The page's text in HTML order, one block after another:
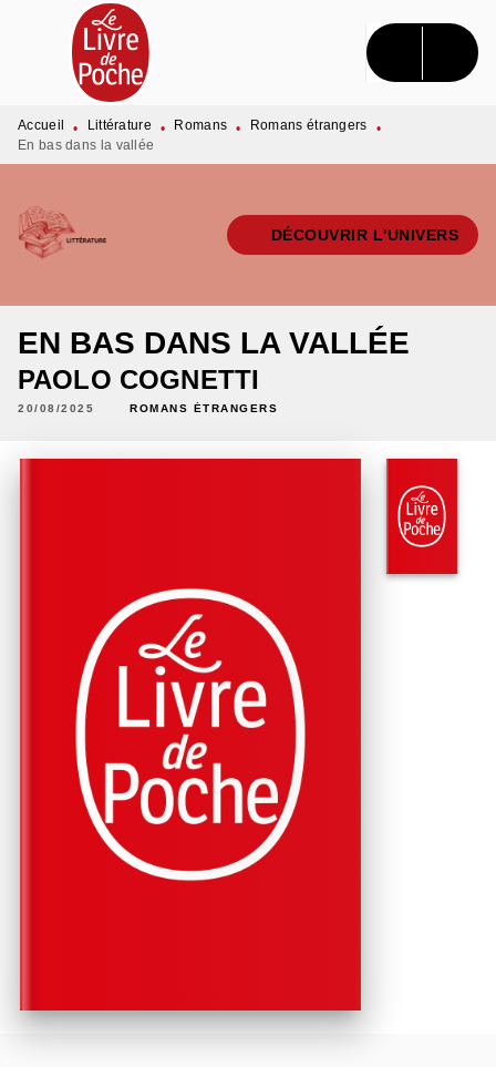
MENU RECHERCHE CONTENU
PIED DE PAGE
Accueil • Littérature • Romans • Romans étrangers
•
En bas dans la vallée
DÉCOUVRIR L'UNIVERS
EN BAS DANS LA VALLÉE
PAOLO COGNETTI
20/08/2025 ROMANS ÉTRANGERS